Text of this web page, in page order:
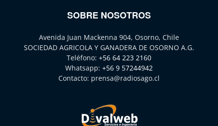
SOBRE NOSOTROS
Avenida Juan Mackenna 904, Osorno, Chile
SOCIEDAD AGRICOLA Y GANADERA DE OSORNO A.G.
Teléfono: +56 64 223 2160
Whatsapp: +56 9 57244942
Contacto: prensa@radiosago.cl